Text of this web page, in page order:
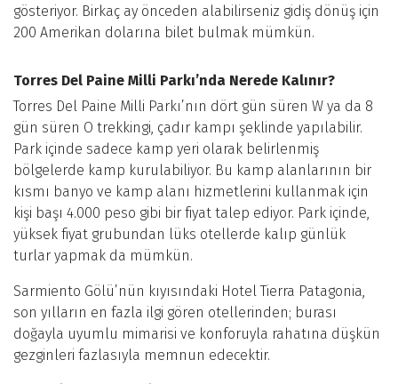
gösteriyor. Birkaç ay önceden alabilirseniz gidiş dönüş için
200 Amerikan dolarına bilet bulmak mümkün.
Torres Del Paine Milli Parkı’nda Nerede Kalınır?
Torres Del Paine Milli Parkı’nın dört gün süren W ya da 8
gün süren O trekkingi, çadır kampı şeklinde yapılabilir.
Park içinde sadece kamp yeri olarak belirlenmiş
bölgelerde kamp kurulabiliyor. Bu kamp alanlarının bir
kısmı banyo ve kamp alanı hizmetlerini kullanmak için
kişi başı 4.000 peso gibi bir fiyat talep ediyor. Park içinde,
yüksek fiyat grubundan lüks otellerde kalıp günlük
turlar yapmak da mümkün.
Sarmiento Gölü’nün kıyısındaki Hotel Tierra Patagonia,
son yılların en fazla ilgi gören otellerinden; burası
doğayla uyumlu mimarisi ve konforuyla rahatına düşkün
gezginleri fazlasıyla memnun edecektir.